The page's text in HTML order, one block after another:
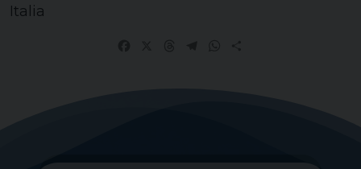
Italia